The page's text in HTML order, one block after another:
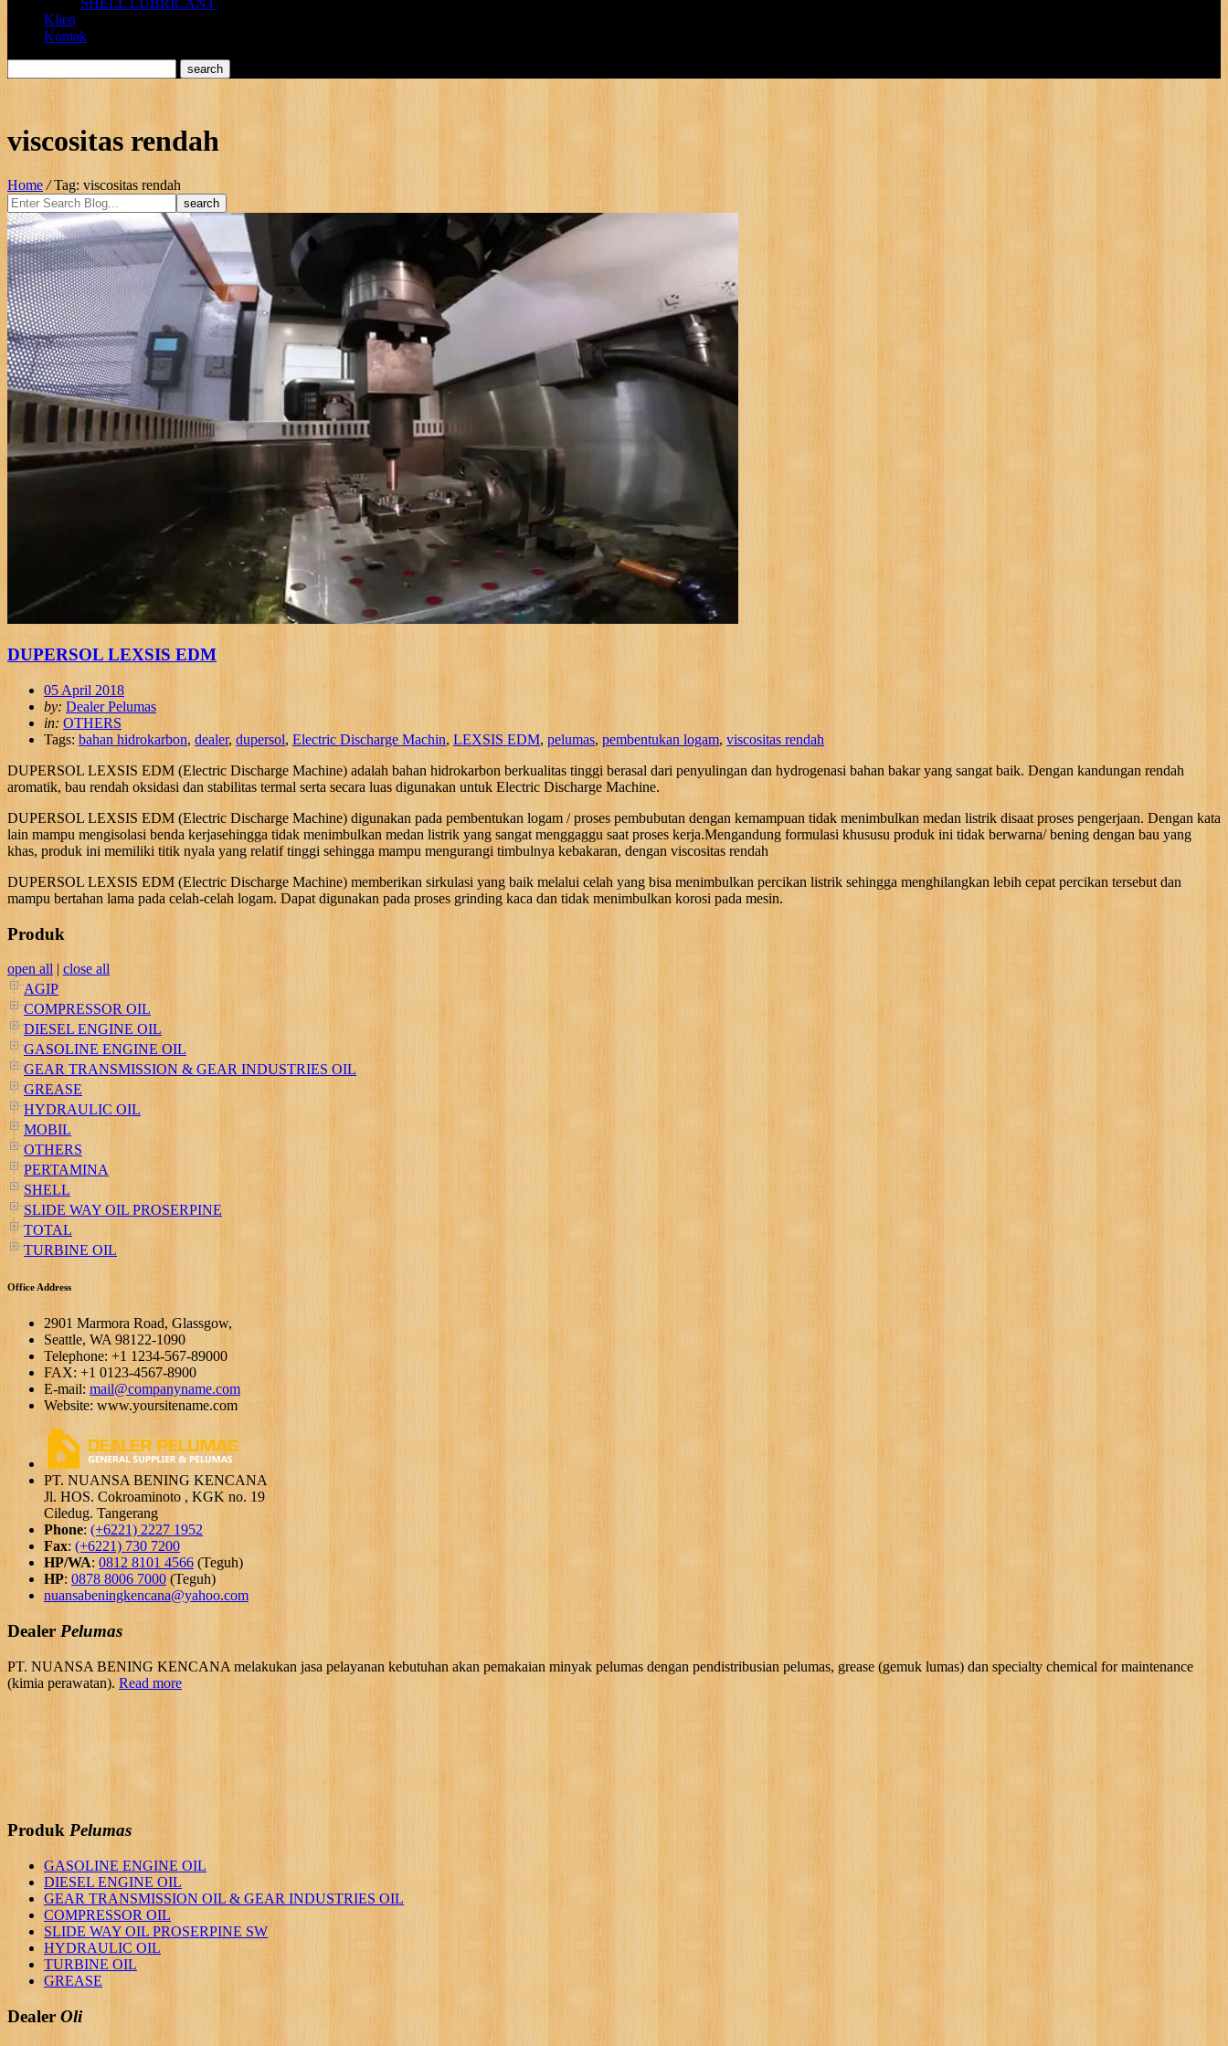
SHELL LUBRICANT
Klien
Kontak
viscositas rendah
Home / Tag: viscositas rendah
DUPERSOL LEXSIS EDM
05 April 2018
by: Dealer Pelumas
in: OTHERS
Tags: bahan hidrokarbon, dealer, dupersol, Electric Discharge Machin, LEXSIS EDM, pelumas, pembentukan logam, viscositas rendah
DUPERSOL LEXSIS EDM (Electric Discharge Machine) adalah bahan hidrokarbon berkualitas tinggi berasal dari penyulingan dan hydrogenasi bahan bakar yang sangat baik. Dengan kandungan rendah
aromatik, bau rendah oksidasi dan stabilitas termal serta secara luas digunakan untuk Electric Discharge Machine.
DUPERSOL LEXSIS EDM (Electric Discharge Machine) digunakan pada pembentukan logam / proses pembubutan dengan kemampuan tidak menimbulkan medan listrik disaat proses pengerjaan. Dengan kata
lain mampu mengisolasi benda kerjasehingga tidak menimbulkan medan listrik yang sangat menggaggu saat proses kerja.Mengandung formulasi khususu produk ini tidak berwarna/ bening dengan bau yang
khas, produk ini memiliki titik nyala yang relatif tinggi sehingga mampu mengurangi timbulnya kebakaran, dengan viscositas rendah
DUPERSOL LEXSIS EDM (Electric Discharge Machine) memberikan sirkulasi yang baik melalui celah yang bisa menimbulkan percikan listrik sehingga menghilangkan lebih cepat percikan tersebut dan
mampu bertahan lama pada celah-celah logam. Dapat digunakan pada proses grinding kaca dan tidak menimbulkan korosi pada mesin.
Produk
open all | close all
AGIP
COMPRESSOR OIL
DIESEL ENGINE OIL
GASOLINE ENGINE OIL
GEAR TRANSMISSION & GEAR INDUSTRIES OIL
GREASE
HYDRAULIC OIL
MOBIL
OTHERS
PERTAMINA
SHELL
SLIDE WAY OIL PROSERPINE
TOTAL
TURBINE OIL
Office Address
2901 Marmora Road, Glassgow,
Seattle, WA 98122-1090
Telephone: +1 1234-567-89000
FAX: +1 0123-4567-8900
E-mail: mail@companyname.com
Website: www.yoursitename.com
PT. NUANSA BENING KENCANA
Jl. HOS. Cokroaminoto , KGK no. 19
Ciledug. Tangerang
Phone: (+6221) 2227 1952
Fax: (+6221) 730 7200
HP/WA:0812 8101 4566 (Teguh)
HP: 0878 8006 7000 (Teguh)
nuansabeningkencana@yahoo.com
DealerPelumas
PT. NUANSA BENING KENCANA melakukan jasa pelayanan kebutuhan akan pemakaian minyak pelumas dengan pendistribusian pelumas, grease (gemuk lumas) dan specialty chemical for maintenance
(kimia perawatan). Read more
Produk Pelumas
GASOLINE ENGINE OIL
DIESEL ENGINE OIL
GEAR TRANSMISSION OIL & GEAR INDUSTRIES OIL
COMPRESSOR OIL
SLIDE WAY OIL PROSERPINE SW
HYDRAULIC OIL
TURBINE OIL
GREASE
Dealer Oli